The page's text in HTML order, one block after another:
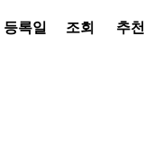
등록일 조회 추천